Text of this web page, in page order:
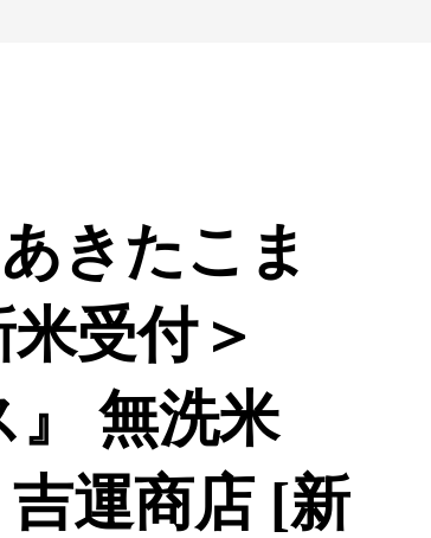
きたこま
受付＞
』 無洗米
吉運商店 [新